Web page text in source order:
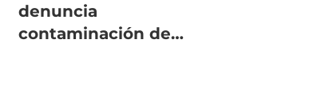
denuncia
contaminación de